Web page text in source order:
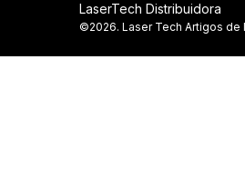
LaserTech Distribuidora
©2026. Laser Tech Artigos de